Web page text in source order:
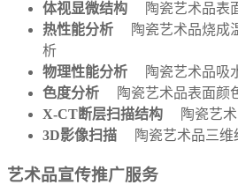
体视显微结构
陶瓷艺术品表
热性能分析
陶瓷艺术品烧成
析
物理性能分析
陶瓷艺术品吸
色度分析
陶瓷艺术品表面颜
X-CT断层扫描结构
陶瓷艺
3D影像扫描
陶瓷艺术品三
艺术品宣传推广服务